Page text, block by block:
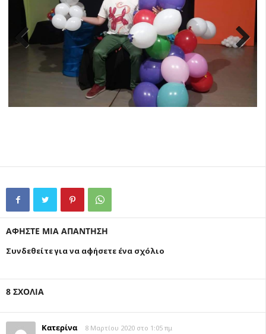
8 ΣΧΟΛΙΑ
Κατερίνα 8 Μαρτίου 2020 στο 1:05 πμ
ΑΦΗΣΤΕ ΜΙΑ ΑΠΑΝΤΗΣΗ
Συνδεθείτε για να αφήσετε ένα σχόλιο